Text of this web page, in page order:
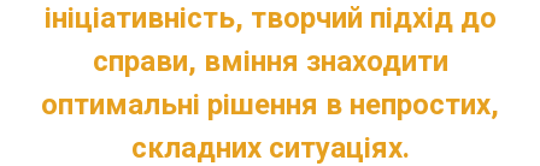
ініціативність, творчий підхід до
справи, вміння знаходити
оптимальні рішення в непростих,
складних ситуаціях.